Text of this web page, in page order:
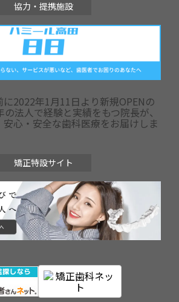
協力・提携施設
2022年1月11日より新規OPENの
法人で経験と実績をもつ院長が、
心・安全な歯科医療をお届けしま
矯正特設サイト